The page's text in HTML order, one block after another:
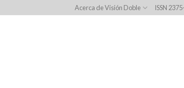
to
Acerca de Visión Doble ISSN